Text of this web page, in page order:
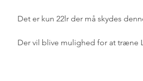
Det er kun 22lr der må skydes
Der vil blive mulighed for at træne